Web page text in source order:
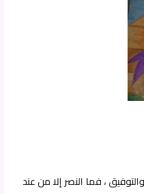
، فما النصر إلا من عند